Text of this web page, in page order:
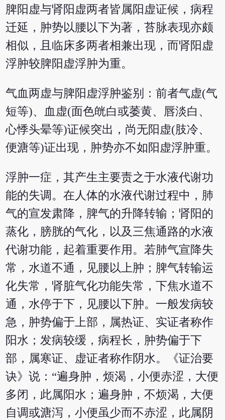
脾阳虚与肾阳虚两者皆属阳虚证候，病程
迁延，肿势以腰以下为著，苔脉表现亦颇
相似，且临床多两者相兼出现，而肾阳虚
浮肿较脾阳虚浮肿为重。
气血两虚与脾阳虚浮肿鉴别：前者气虚(气
短等)、血虚(面色㿠白或萎黄、唇淡白、
心悸头晕等)证候突出，尚无阳虚(肢冷、
便溏等)证出现，肿势亦不如阳虚浮肿重。
浮肿一症，其产生主要责之于水液代谢功
能的失调。在人体的水液代谢过程中，肺
气的宣发肃降，脾气的升降转输；肾阳的
蒸化，膀胱的气化，以及三焦通路的水液
代谢功能，起着重要作用。若肺气宣降失
常，水道不通，见腰以上肿；脾气转输运
化失常，肾脏气化功能失常，下焦水道不
通，水停于下，见腰以下肿。一般发病较
急，肿势偏于上部，属热证、实证者称作
阳水；发病较缓，病程长，肿势偏于下
部，属寒证、虚证者称作阴水。《证治要
诀》说：“遍身肿，烦渴，小便赤涩，大便
多闭，此属阳水；遍身肿，不烦渴，大便
自调或溏泻，小便虽少而不赤涩，此属阴